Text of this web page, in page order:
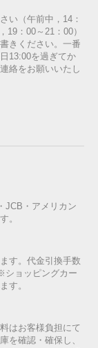
い（午前中，14：
19：00～21：00）
きください。一番
13:00を過ぎてか
絡をお願いいたし
JCB・アメリカン
。
す。代金引換手数
ショッピングカー
す。
はお客様負担にて
を確認・確保し、